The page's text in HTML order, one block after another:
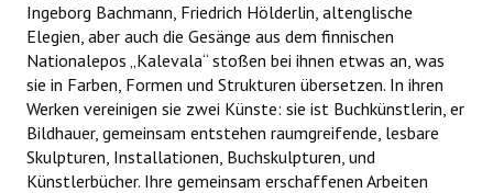
Ingeborg Bachmann, Friedrich Hölderlin, altenglische
Elegien, aber auch die Gesänge aus dem finnischen
Nationalepos „Kalevala“ stoßen bei ihnen etwas an, was
sie in Farben, Formen und Strukturen übersetzen. In ihren
Werken vereinigen sie zwei Künste: sie ist Buchkünstlerin, er
Bildhauer, gemeinsam entstehen raumgreifende, lesbare
Skulpturen, Installationen, Buchskulpturen, und
Künstlerbücher. Ihre gemeinsam erschaffenen Arbeiten